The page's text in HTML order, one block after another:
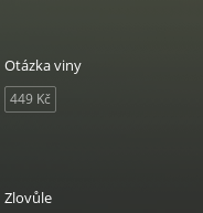
Otázka viny
449 Kč
Zlovůle